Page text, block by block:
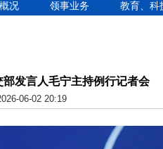
况 领事业务 教育、科
部发言人毛宁主持例行记者会
06-02 20:19